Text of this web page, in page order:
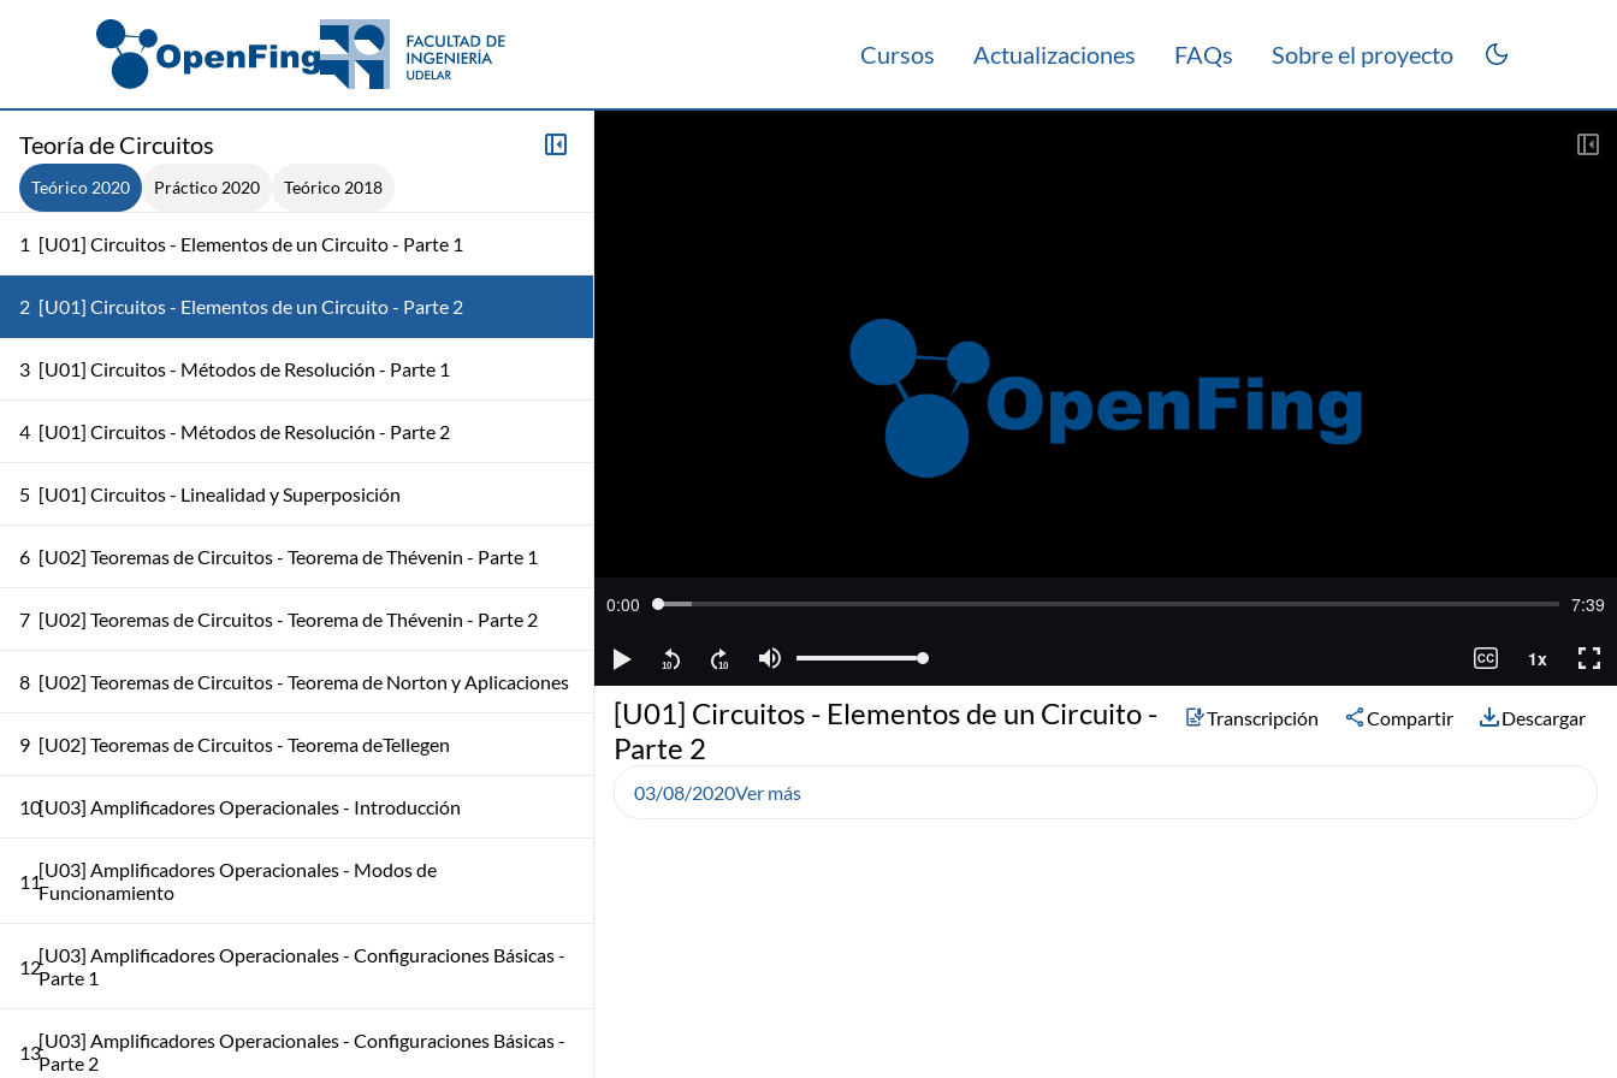
Cursos Actualizaciones FAQs Sobre el proyecto
Teoría de Circuitos
Teórico 2020 Práctico 2020 Teórico 2018
1 [U01] Circuitos - Elementos de un Circuito - Parte 1
2 [U01] Circuitos - Elementos de un Circuito - Parte 2
3 [U01] Circuitos - Métodos de Resolución - Parte 1
4 [U01] Circuitos - Métodos de Resolución - Parte 2
5 [U01] Circuitos - Linealidad y Superposición
6 [U02] Teoremas de Circuitos - Teorema de Thévenin - Parte 1
7 [U02] Teoremas de Circuitos - Teorema de Thévenin - Parte 2
8 [U02] Teoremas de Circuitos - Teorema de Norton y Aplicaciones
9 [U02] Teoremas de Circuitos - Teorema deTellegen
10[U03] Amplificadores Operacionales - Introducción
11[U03] Amplificadores Operacionales - Modos de
Funcionamiento
12[U03] Amplificadores Operacionales - Configuraciones Básicas -
Parte 1
13[U03] Amplificadores Operacionales - Configuraciones Básicas -
Parte 2
[U01] Circuitos - Elementos de un Circuito -
Parte 2
Transcripción Compartir Descargar
03/08/2020Ver más